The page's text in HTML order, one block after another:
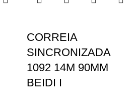
CORREIA
SINCRONIZADA
1092 14M 90MM
BEIDI I